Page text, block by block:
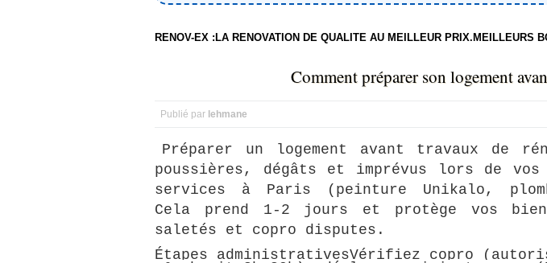
RENOV-EX :LA RENOVATION DE QUALITE AU MEILLEUR PRIX.MEILLEURS
Comment préparer son logement
Publié par lehmane
Préparer un logement avant travaux de
poussières, dégâts et imprévus lors de
services à Paris (peinture Unikalo,
Cela prend 1-2 jours et protège vos
saletés et copro disputes.
Étapes administrativesVérifiez copro